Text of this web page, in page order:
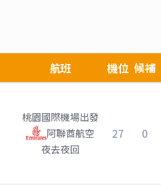
航班 機位 候補
桃園國際機場出發
阿聯酋航空
夜去夜回
27 0